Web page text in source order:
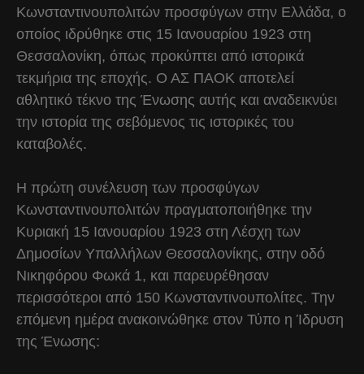
Κωνσταντινουπολιτών προσφύγων στην Ελλάδα, ο
οποίος ιδρύθηκε στις 15 Ιανουαρίου 1923 στη
Θεσσαλονίκη, όπως προκύπτει από ιστορικά
τεκμήρια της εποχής. Ο ΑΣ ΠΑΟΚ αποτελεί
αθλητικό τέκνο της Ένωσης αυτής και αναδεικνύει
την ιστορία της σεβόμενος τις ιστορικές του
καταβολές.
Η πρώτη συνέλευση των προσφύγων
Κωνσταντινουπολιτών πραγματοποιήθηκε την
Κυριακή 15 Ιανουαρίου 1923 στη Λέσχη των
Δημοσίων Υπαλλήλων Θεσσαλονίκης, στην οδό
Νικηφόρου Φωκά 1, και παρευρέθησαν
περισσότεροι από 150 Κωνσταντινουπολίτες. Την
επόμενη ημέρα ανακοινώθηκε στον Τύπο η Ίδρυση
της Ένωσης: